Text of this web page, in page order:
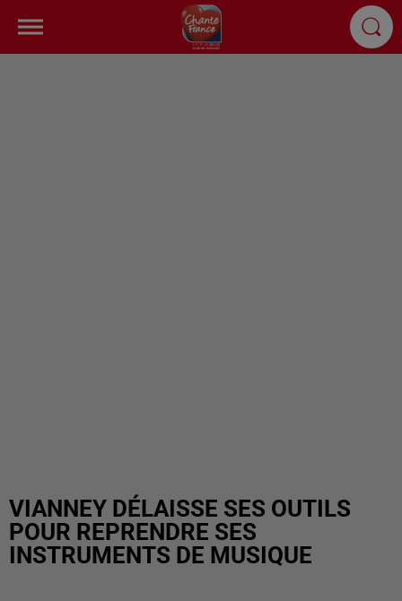
VIANNEY DÉLAISSE SES OUTILS
POUR REPRENDRE SES
INSTRUMENTS DE MUSIQUE